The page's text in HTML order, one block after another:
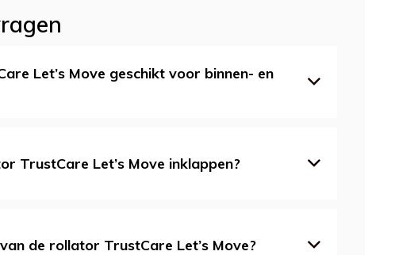
Let’s Move geschikt voor binnen- en
TrustCare Let’s Move inklappen?
de rollator TrustCare Let’s Move?